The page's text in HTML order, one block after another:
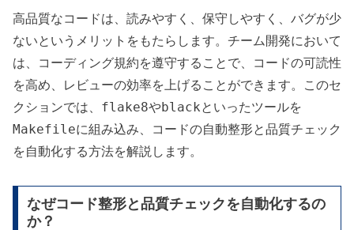
高品質なコードは、読みやすく、保守しやすく、バグが少
ないというメリットをもたらします。チーム開発において
は、コーディング規約を遵守することで、コードの可読性
を高め、レビューの効率を上げることができます。このセ
クションでは、 flake8やblackといったツールを
Makefileに組み込み、コードの自動整形と品質チェック
を自動化する方法を解説します。
なぜコード整形と品質チェックを自動化するの
か？